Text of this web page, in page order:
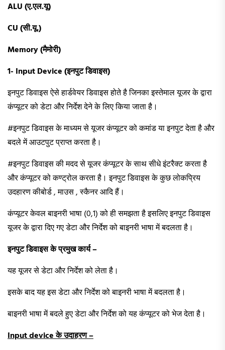
ALU (ए.एल.यू)
CU (सी.यू.)
Memory (मैमोरी)
1- Input Device (इनपुट डिवाइस)
इनपुट डिवाइस ऐसे हार्डवेयर डिवाइस होते है जिनका इस्तेमाल यूजर के द्वारा
कंप्यूटर को डेटा और निर्देश देने के लिए किया जाता है।
#इनपुट डिवाइस के माध्यम से यूजर कंप्यूटर को कमांड या इनपुट देता है और
बदले में आउटपुट प्राप्त करता है।
#इनपुट डिवाइस की मदद से यूजर कंप्यूटर के साथ सीधे इंटरैक्ट करता है
और कंप्यूटर को कण्ट्रोल करता है। इनपुट डिवाइस के कुछ लोकप्रिय
उदहारण कीबोर्ड , माउस , स्कैनर आदि हैं।
कंप्यूटर केवल बाइनरी भाषा (0,1) को ही समझता है इसलिए इनपुट डिवाइस
यूजर के द्वारा दिए गए डेटा और निर्देश को बाइनरी भाषा में बदलता है।
इनपुट डिवाइस के प्रमुख कार्य –
यह यूजर से डेटा और निर्देश को लेता है।
इसके बाद यह इस डेटा और निर्देश को बाइनरी भाषा में बदलता है।
बाइनरी भाषा में बदले हुए डेटा और निर्देश को यह कंप्यूटर को भेज देता है।
Input deviceके उदाहरण–